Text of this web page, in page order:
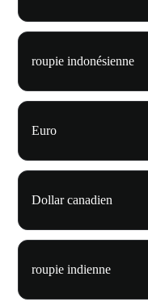
roupie indonésienne
Euro
Dollar canadien
roupie indienne